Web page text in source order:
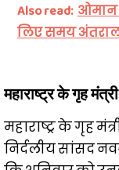
Also read: ओमान
लिए समय
महाराष्ट्र के गृह
महाराष्ट्र के गृह
निर्दलीय सांसद